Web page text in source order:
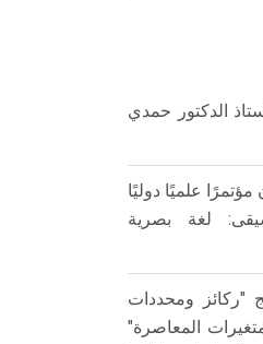
الدكتور حمدي
مؤتمرًا علميًا دوليًا
لغة بصرية
ومحددات
المعاصرة"